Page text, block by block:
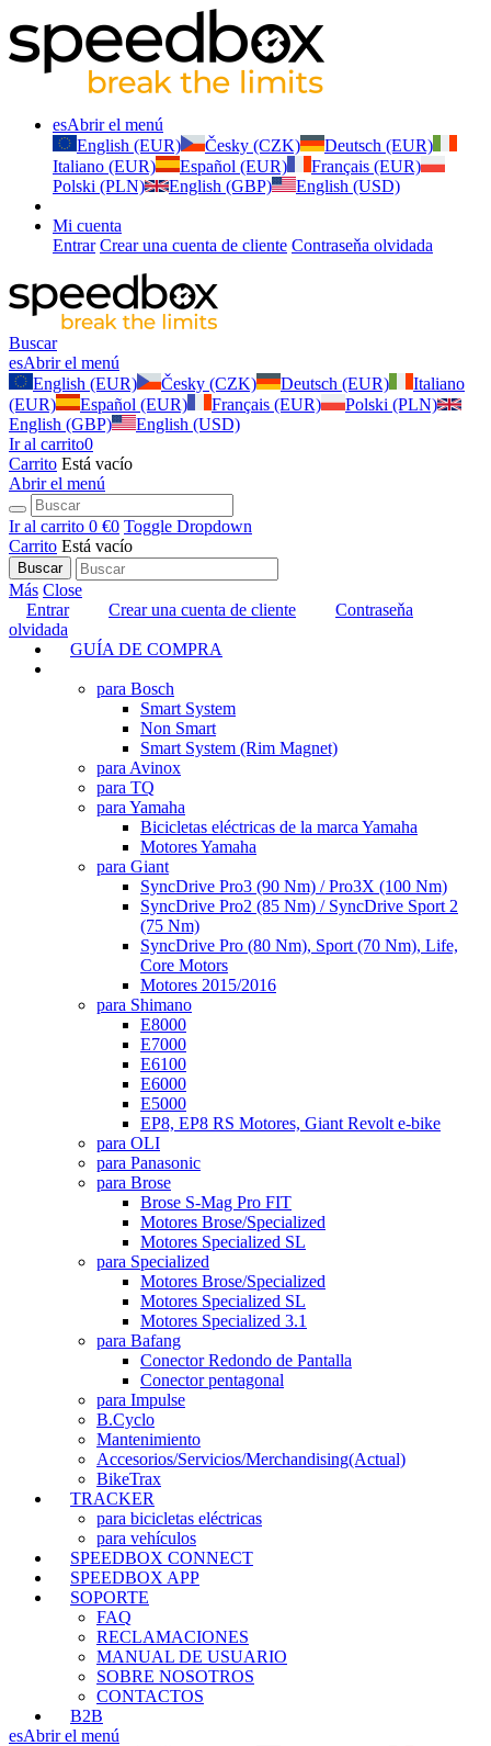
esAbrir el menú
English (EUR)
Česky (CZK)
Deutsch (EUR)
Italiano (EUR)
Español (EUR)
Français (EUR)
Polski (PLN)
English (GBP) English (USD)
Mi cuenta
Entrar Crear una cuenta de cliente Contraseňa olvidada
Buscar
esAbrir el menú
English (EUR)
Česky (CZK) Deutsch (EUR)
Italiano
(EUR)
Español (EUR) Français (EUR)
Polski (PLN)
English (GBP)
English (USD)
Ir al carrito0
Carrito Está vacío
Abrir el menú
Ir al carrito 0 €0 Toggle Dropdown
Carrito Está vacío
Buscar
Más Close
Entrar
Crear una cuenta de cliente
Contraseňa
olvidada
GUÍA DE COMPRA
para Bosch
Smart System
Non Smart
Smart System (Rim Magnet)
para Avinox
para TQ
para Yamaha
Bicicletas eléctricas de la marca Yamaha
Motores Yamaha
para Giant
SyncDrive Pro3 (90 Nm) / Pro3X (100 Nm)
SyncDrive Pro2 (85 Nm) / SyncDrive Sport 2
(75 Nm)
SyncDrive Pro (80 Nm), Sport (70 Nm), Life,
Core Motors
Motores 2015/2016
para Shimano
E8000
E7000
E6100
E6000
E5000
EP8, EP8 RS Motores, Giant Revolt e-bike
para OLI
para Panasonic
para Brose
Brose S-Mag Pro FIT
Motores Brose/Specialized
Motores Specialized SL
para Specialized
Motores Brose/Specialized
Motores Specialized SL
Motores Specialized 3.1
para Bafang
Conector Redondo de Pantalla
Conector pentagonal
para Impulse
B.Cyclo
Mantenimiento
Accesorios/Servicios/Merchandising(Actual)
BikeTrax
TRACKER
para bicicletas eléctricas
para vehículos
SPEEDBOX CONNECT
SPEEDBOX APP
SOPORTE
FAQ
RECLAMACIONES
MANUAL DE USUARIO
SOBRE NOSOTROS
CONTACTOS
B2B
esAbrir el menú